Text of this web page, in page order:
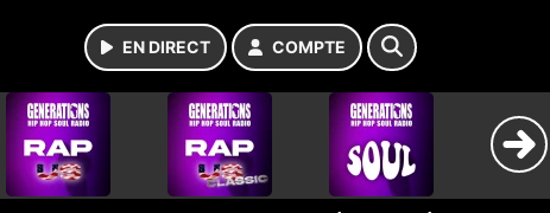
EN DIRECT COMPTE